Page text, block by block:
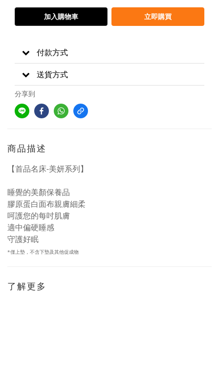
加入購物車 立即購買
付款方式
送貨方式
分享到
商品描述
【首品名床-美妍系列】
睡覺的美顏保養品
膠原蛋白面布親膚細柔
呵護您的每吋肌膚
適中偏硬睡感
守護好眠
*僅上墊，不含下墊及其他促成物
了解更多